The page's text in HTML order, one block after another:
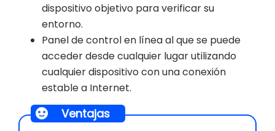
dispositivo objetivo para verificar su
entorno.
Panel de control en línea al que se puede
acceder desde cualquier lugar utilizando
cualquier dispositivo con una conexión
estable a Internet.
Ventajas